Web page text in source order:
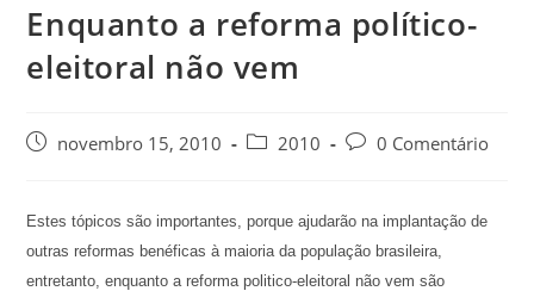
Enquanto a reforma político-
eleitoral não vem
novembro 15, 2010 2010 0 Comentário
Estes tópicos são importantes, porque ajudarão na implantação de
outras reformas benéficas à maioria da população brasileira,
entretanto, enquanto a reforma politico-eleitoral não vem são